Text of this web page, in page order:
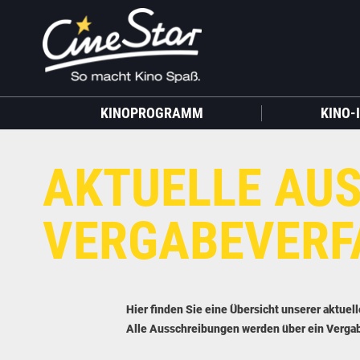
KINOPROGRAMM KINO-
AKTUELLE
Hier finden Sie eine Übersicht unserer
Alle Ausschreibungen werden über ein